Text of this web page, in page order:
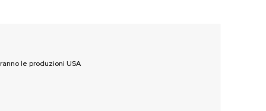
le produzioni USA